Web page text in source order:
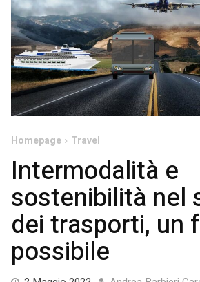
Homepage Travel
Intermodalità e
sostenibilità nel
dei trasporti, un
possibile